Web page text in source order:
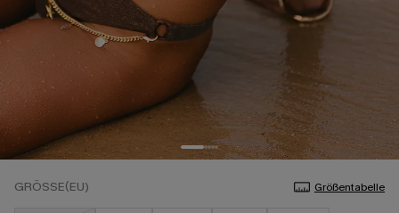
GRÖSSE(EU) Größentabelle